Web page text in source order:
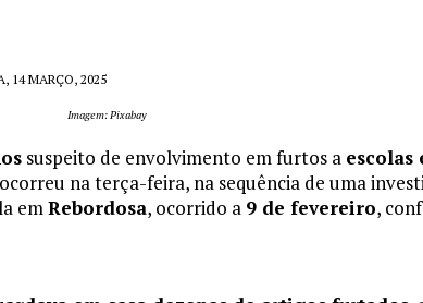
14 MARÇO, 2025
Imagem: Pixabay
suspeito de envolvimento em furtos a escolas
na terça-feira, na sequência de uma
emRebordosa, ocorrido a 9 de fevereiro,